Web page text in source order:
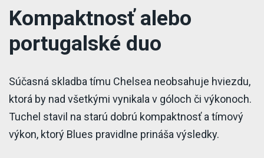
Kompaktnosť alebo
portugalské duo
Súčasná skladba tímu Chelsea neobsahuje hviezdu,
ktorá by nad všetkými vynikala v góloch či výkonoch.
Tuchel stavil na starú dobrú kompaktnosť a tímový
výkon, ktorý Blues pravidlne prináša výsledky.